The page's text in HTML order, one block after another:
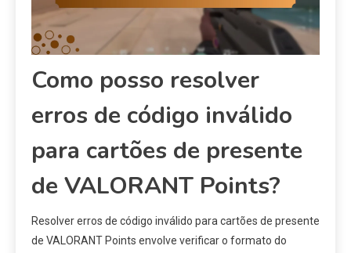
Como posso resolver
erros de código inválido
para cartões de presente
de VALORANT Points?
Resolver erros de código inválido para cartões de presente
de VALORANT Points envolve verificar o formato do